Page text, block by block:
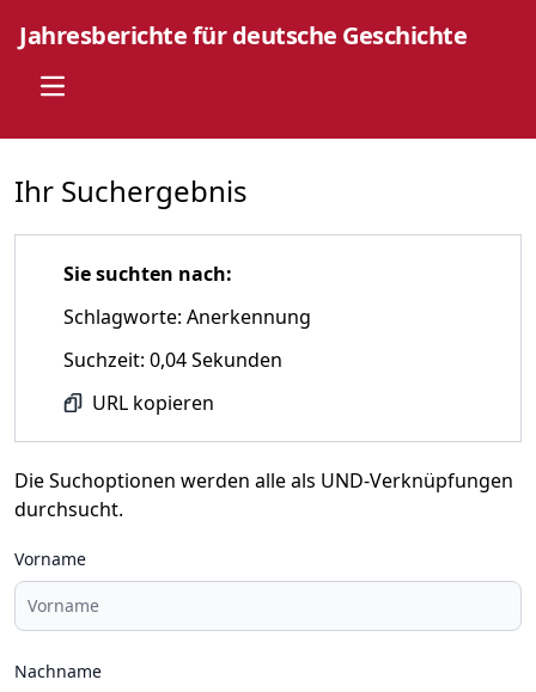
Jahresberichte für deutsche Geschichte
Open main menu
Ihr Suchergebnis
Sie suchten nach:
Schlagworte: Anerkennung
Suchzeit: 0,04 Sekunden
URL kopieren
Die Suchoptionen werden alle als UND-Verknüpfungen
durchsucht.
Vorname
Nachname